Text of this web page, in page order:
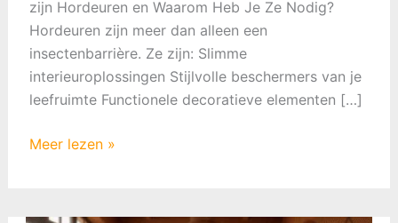
zijn Hordeuren en Waarom Heb Je Ze Nodig?
Hordeuren zijn meer dan alleen een
insectenbarrière. Ze zijn: Slimme
interieuroplossingen Stijlvolle beschermers van je
leefruimte Functionele decoratieve elementen […]
Hordeuren:
Balans
Meer lezen »